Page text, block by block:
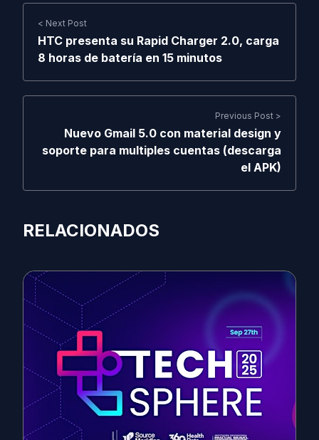
< Next Post
HTC presenta su Rapid Charger 2.0, carga
8 horas de batería en 15 minutos
Previous Post >
Nuevo Gmail 5.0 con material design y
soporte para multiples cuentas (descarga
el APK)
RELACIONADOS